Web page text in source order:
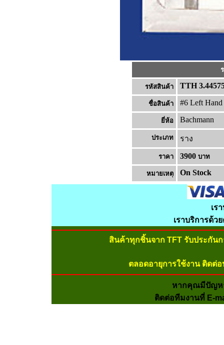
รหัสสินค้า TTH
ชื่อสินค้า #6 Left Hand
ยี่ห้อ Bachmann
ประเภท ราง
ราคา 3900 บาท
หมายเหต On Stock
เร
เราบริการด้ว
สินค้าทุกชิ้นจาก TFT รับประกัน
ตลอดอายุการใช้งาน ติดต่
หากคุณมีปัญห
ติดต่อทีมงานที่ E-